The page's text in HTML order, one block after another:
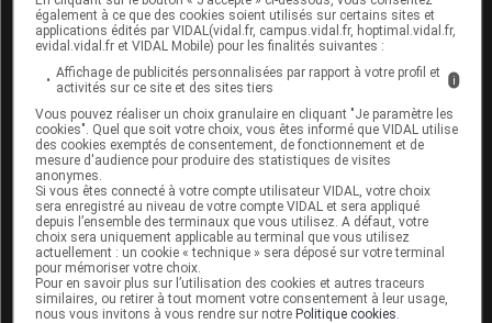
Boutique
VIDAL Expert
VIDAL Hoptimal
eVIDAL
VIDAL Mobile
VIDAL widget
VIDAL Sécurisation
VIDAL e-Services
Espace institutionnel
Qui sommes-nous ?
VIDAL France
Carrières
Charte éthique et
déontologique
également à ce que des cookies soient utilisés sur certains sites et
applications édités par VIDAL(vidal.fr, campus.vidal.fr, hoptimal.vidal.fr,
evidal.vidal.fr et VIDAL Mobile) pour les finalités suivantes :
Affichage de publicités personnalisées par rapport à votre profil et
activités sur ce site et des sites tiers
i
Vous pouvez réaliser un choix granulaire en cliquant "Je paramètre les
cookies". Quel que soit votre choix, vous êtes informé que VIDAL utilise
des cookies exemptés de consentement, de fonctionnement et de
mesure d'audience pour produire des statistiques de visites
anonymes.
Si vous êtes connecté à votre compte utilisateur VIDAL, votre choix
sera enregistré au niveau de votre compte VIDAL et sera appliqué
depuis l’ensemble des terminaux que vous utilisez. A défaut, votre
choix sera uniquement applicable au terminal que vous utilisez
actuellement : un cookie « technique » sera déposé sur votre terminal
pour mémoriser votre choix.
Pour en savoir plus sur l’utilisation des cookies et autres traceurs
similaires, ou retirer à tout moment votre consentement à leur usage,
nous vous invitons à vous rendre sur notrePolitique cookies